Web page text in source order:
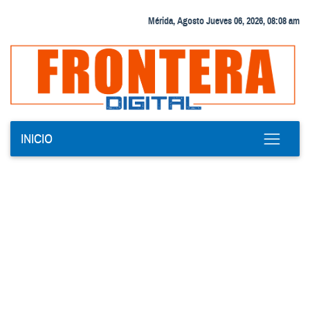
Mérida, Agosto Jueves 06, 2026, 08:08 am
INICIO